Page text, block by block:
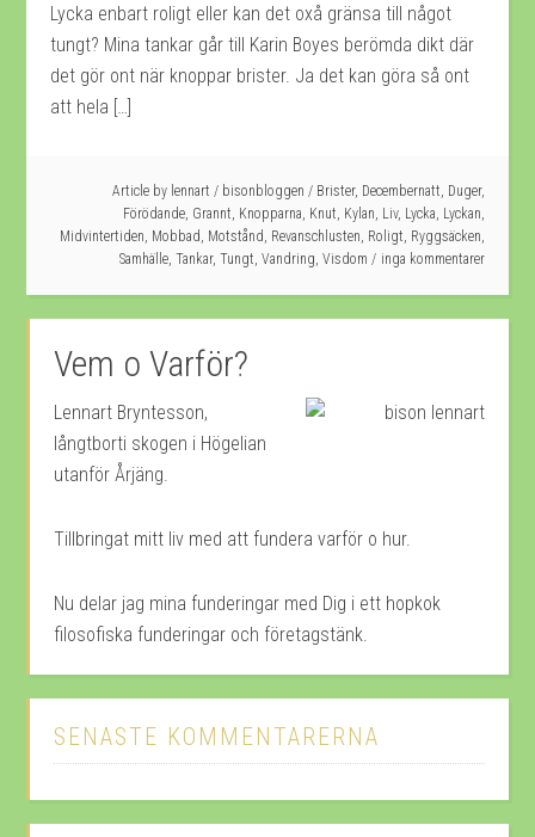
Lycka enbart roligt eller kan det oxå gränsa till något
tungt? Mina tankar går till Karin Boyes berömda dikt där
det gör ont när knoppar brister. Ja det kan göra så ont
att hela […]
Article by lennart / bisonbloggen / Brister, Decembernatt, Duger,
Förödande, Grannt, Knopparna, Knut, Kylan, Liv, Lycka, Lyckan,
Midvintertiden, Mobbad, Motstånd, Revanschlusten, Roligt, Ryggsäcken,
Samhälle, Tankar, Tungt, Vandring, Visdom inga kommentarer
Vem o Varför?
Lennart Bryntesson,
långtborti skogen i Högelian
utanför Årjäng.
Tillbringat mitt liv med att fundera varför o hur.
Nu delar jag mina funderingar med Dig i ett hopkok
filosofiska funderingar och företagstänk.
SENASTE KOMMENTARERNA